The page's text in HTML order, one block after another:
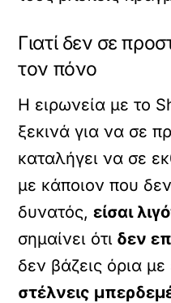
Γιατί δεν σε
τον πόνο
Η ειρωνεία με το
ξεκινά για να σε
καταλήγει να σε
με κάποιον που
δυνατός,είσαι
σημαίνει ότι δεν
δεν βάζεις όρια με
στέλνεις